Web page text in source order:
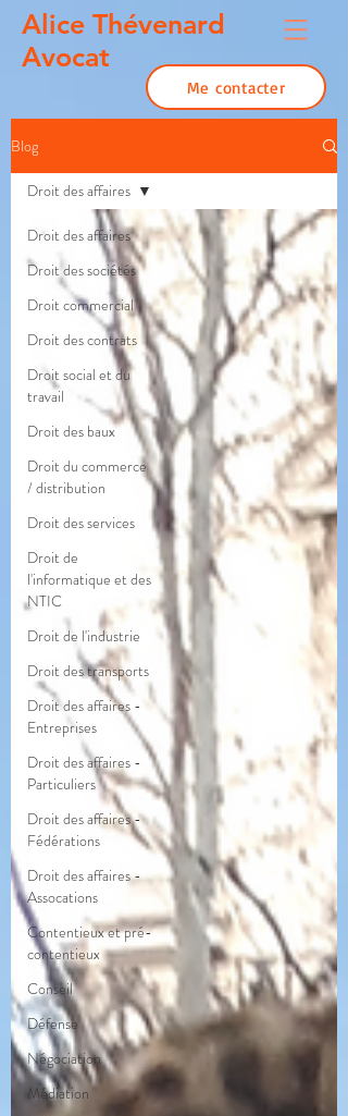
Alice Thévenard
Avocat
Me contacter
Blog
Droit des affaires
Droit des sociétés
Droit commercial
Droit des contrats
Droit social et du
travail
Droit des baux
Droit du commerce
/ distribution
Droit des services
Droit de
l'informatique et des
NTIC
Droit de l'industrie
Droit des transports
Droit des affaires -
Entreprises
Droit des affaires -
Particuliers
Droit des affaires -
Fédérations
Droit des affaires -
Assocations
Contentieux et pré-
contentieux
Conseil
Défense
Négociation
Médiation
Droit des affaires